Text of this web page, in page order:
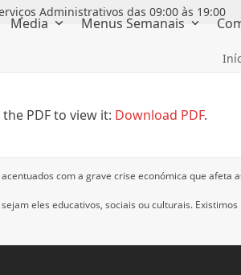
Administrativos das 09:00 às 19:00
Media Menus Semanais
PDF to view it: Download PDF.
com a grave crise económica que afeta
eles educativos, sociais ou culturais. Existimos